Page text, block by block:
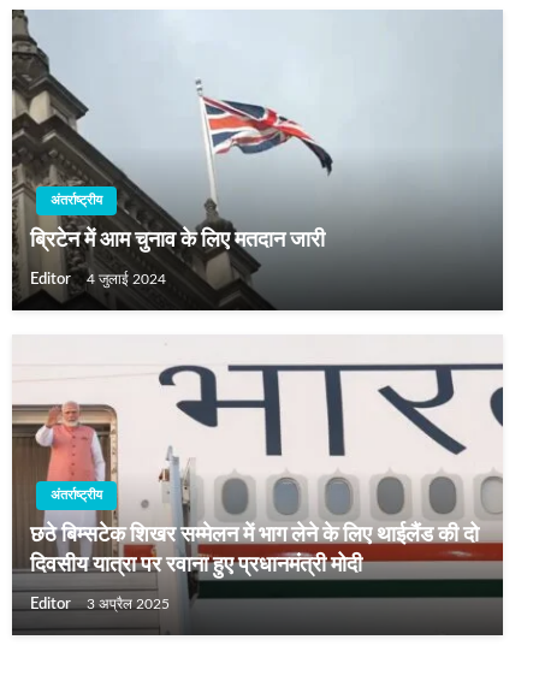
अंतर्राष्ट्रीय
ब्रिटेन में आम चुनाव के लिए मतदान जारी
Editor 4 जुलाई 2024
अंतर्राष्ट्रीय
छठे बिम्सटेक शिखर सम्मेलन में भाग लेने के लिए थाईलैंड की दो
दिवसीय यात्रा पर रवाना हुए प्रधानमंत्री मोदी
Editor 3 अप्रैल 2025